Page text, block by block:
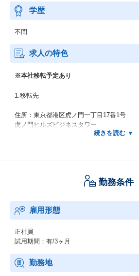
学歴
不問
求人の特色
※本社移転予定あり
1.移転先
住所：東京都港区虎ノ門一丁目17番1号
虎ノ門ヒルズビジネスタワー
2026年9月（予定）
3.移転の目的
2024年より新たな中期経営計画をスタート
中期経営計画の基本方針の一つに経営基盤
勤務条件
雇用形態
正社員
試用期間：有/3ヶ月
勤務地